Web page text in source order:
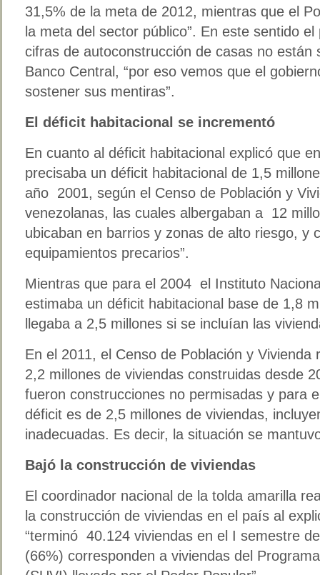
31,5% de la meta de 2012, mientras que el
la meta del sector público”. En este sentido
cifras de autoconstrucción de casas no están
Banco Central, “por eso vemos que el
sostener sus mentiras”.
El déficit habitacional se incrementó
En cuanto al déficit habitacional explicó que
precisaba un déficit habitacional de 1,5
año 2001, según el Censo de Población y
venezolanas, las cuales albergaban a 12
ubicaban en barrios y zonas de alto riesgo, y
equipamientos precarios”.
Mientras que para el 2004 el Instituto
estimaba un déficit habitacional base de 1,8
llegaba a 2,5 millones si se incluían las
En el 2011, el Censo de Población y
2,2 millones de viviendas construidas desde
fueron construcciones no permisadas y para
déficit es de 2,5 millones de viviendas,
inadecuadas. Es decir, la situación se
Bajó la construcción de viviendas
El coordinador nacional de la tolda amarilla
la construcción de viviendas en el país al
“terminó 40.124 viviendas en el I semestre
(66%) corresponden a viviendas del